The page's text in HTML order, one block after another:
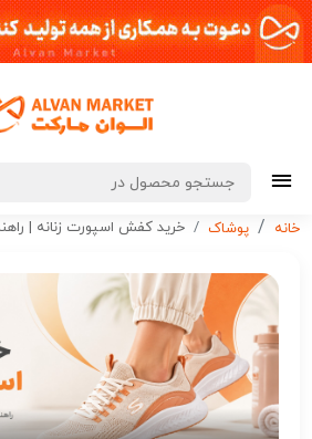
خانه پوشاک خرید کفش اسپورت زنانه |